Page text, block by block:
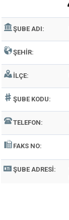
ŞUBE ADI:
ŞEHIR:
İLÇE:
ŞUBE KODU:
TELEFON:
FAKS NO:
ŞUBE ADRESI: